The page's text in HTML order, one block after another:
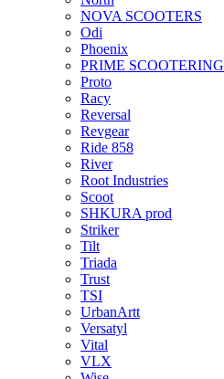
NOVA SCOOTERS
Odi
Phoenix
PRIME SCOOTERING
Proto
Racy
Reversal
Revgear
Ride 858
River
Root Industries
Scoot
SHKURA рrоd
Striker
Tilt
Triada
Trust
TSI
UrbanArtt
Versatyl
Vital
VLX